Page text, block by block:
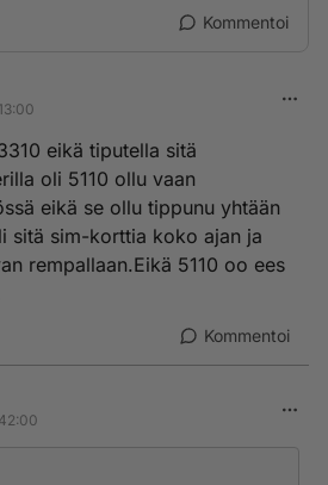
Kommentoi
eikä tiputella sitä
oli 5110 ollu vaan
eikä se ollu tippunu yhtään
sitä sim-korttia koko ajan ja
rempallaan.Eikä 5110 oo ees
Kommentoi